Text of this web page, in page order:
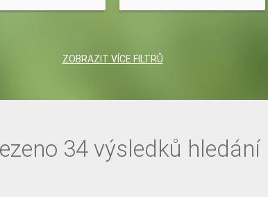
Stav tachometru do
ZOBRAZIT VÍCE FILTRŮ
34 výsledků hledání